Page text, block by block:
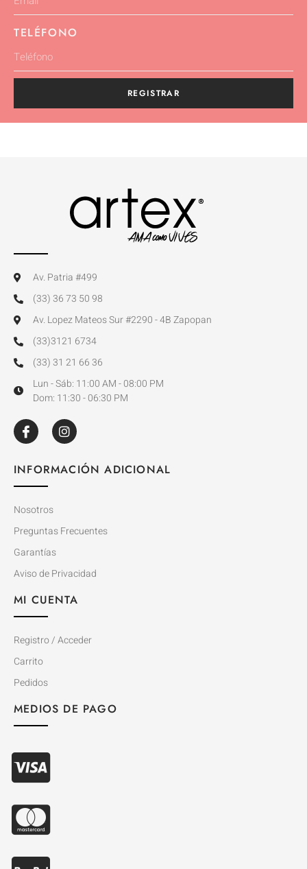
TELÉFONO
REGISTRAR
Av. Patria #499
(33) 36 73 50 98
Av. Lopez Mateos Sur #2290 - 4B Zapopan
(33)3121 6734
(33) 31 21 66 36
Lun - Sáb: 11:00 AM - 08:00 PM
Dom: 11:30 - 06:30 PM
INFORMACIÓN ADICIONAL
Nosotros
Preguntas Frecuentes
Garantías
Aviso de Privacidad
MI CUENTA
Registro / Acceder
Carrito
Pedidos
MEDIOS DE PAGO